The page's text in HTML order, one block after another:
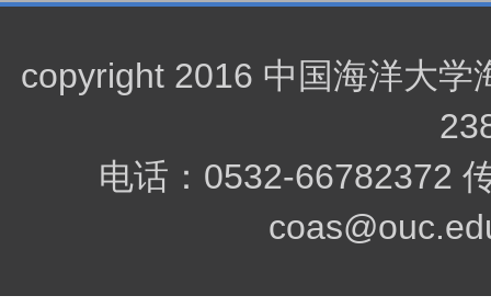
copyright 2016 中国海洋大学
电话：0532-66782372